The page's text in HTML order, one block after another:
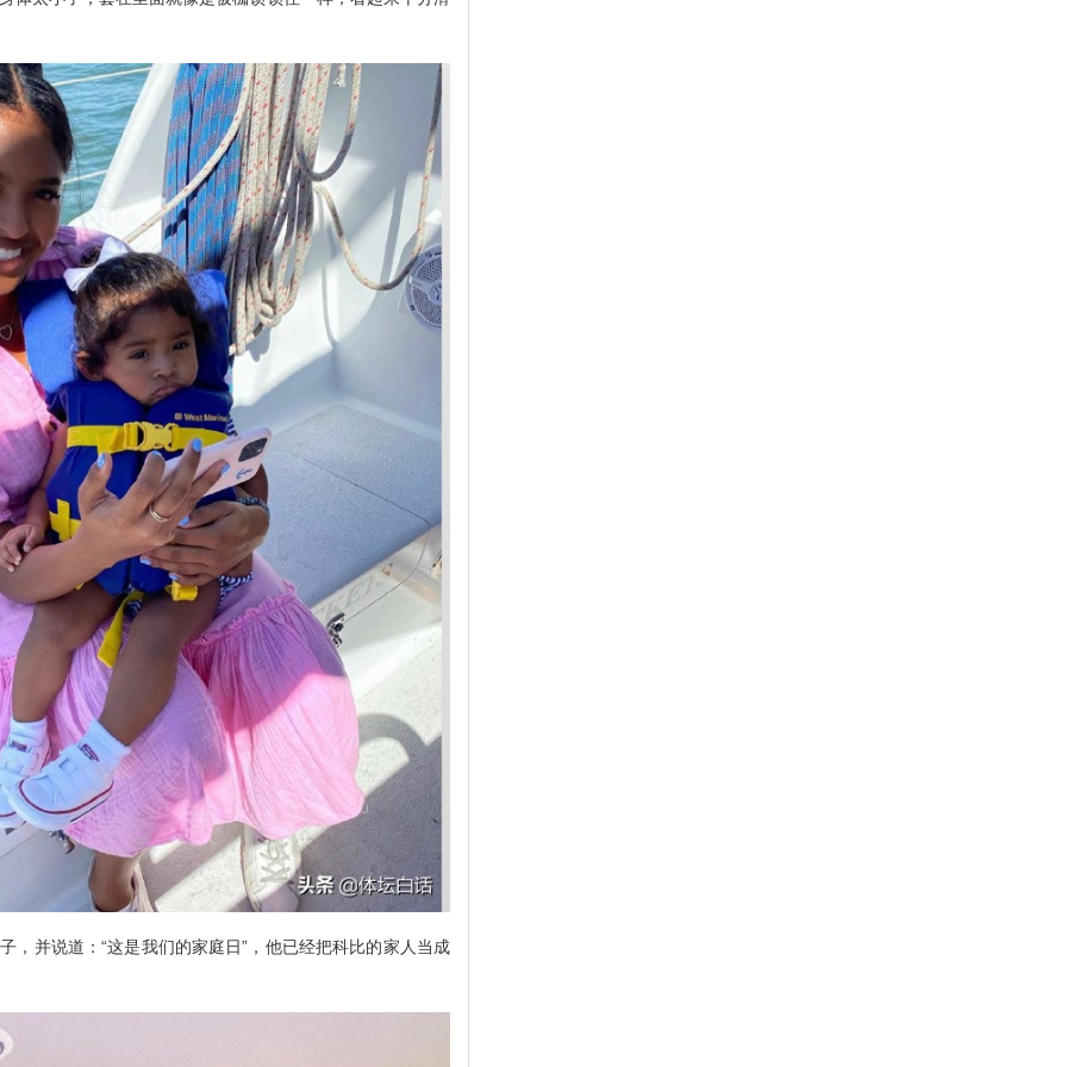
，并说道：“这是我们的家庭日”，他已经把科比的家人当成